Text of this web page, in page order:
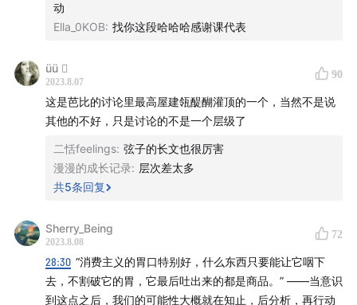
《芭比》中，父权制像一个空洞化的喜剧梗
40:16 消失的女人，成为了近年来诸多文本的母题
《消失的她》：“难道前面所有的铺垫，都是为了让
男人后悔吗？”
以女性为主导的性别议题占据上升地位，某种意义上
是社会危机性的一种呈现
第二部分 聊《锡尔斯玛利亚》
“这次观影前我一直期待着自己会对女主角有更强烈
的共鸣，但是很遗憾没有，我不再害怕年轻的姑娘们”
动
Ella_0KOB: 找你这段哈哈哈感谢课代表
üü 
2023.8.07
90
这是芭比的讨论里最高屋建瓴醍醐灌顶的一个，当然不是说
其他的不好，只是讨论的不是一个层级了
二恬feelings: 弦子的长文也很厉害
漫漫的成长记录: 层次差太多
共5条回复
Sherry_Being
2023.8.08
72
28:30
去，不割破它的胃，它最后吐出来的都是商品。” ——当意识
到这点之后，我们的可能性大概就在知止，后分析，再行动